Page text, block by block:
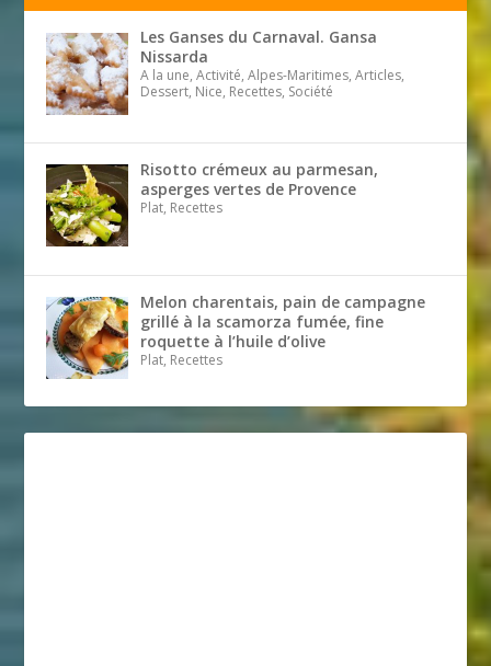
Les Ganses du Carnaval. Gansa
Nissarda
A la une, Activité, Alpes-Maritimes, Articles,
Dessert, Nice, Recettes, Société
Risotto crémeux au parmesan,
asperges vertes de Provence
Plat, Recettes
Melon charentais, pain de campagne
grillé à la scamorza fumée, fine
roquette à l’huile d’olive
Plat, Recettes